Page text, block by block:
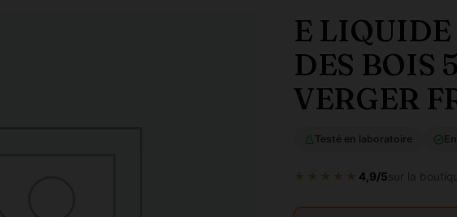
E
DES BOIS
VERGER
Testé en laboratoire
★★★★★ 4,9/5sur la